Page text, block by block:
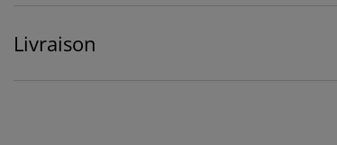
Livraison